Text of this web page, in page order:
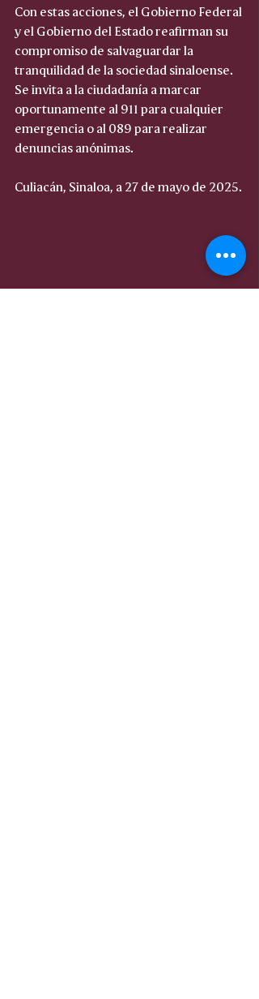
Con estas acciones, el Gobierno Federal
y el Gobierno del Estado reafirman su
compromiso de salvaguardar la
tranquilidad de la sociedad sinaloense.
Se invita a la ciudadanía a marcar
oportunamente al 911 para cualquier
emergencia o al 089 para realizar
denuncias anónimas.
Culiacán, Sinaloa, a 27 de mayo de 2025.